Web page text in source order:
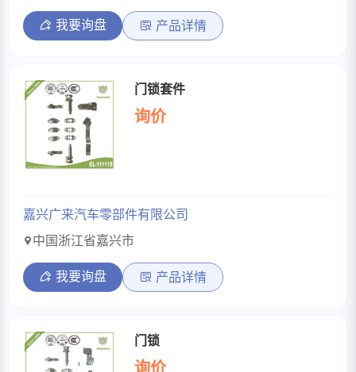
我要询盘 产品详情
门锁套件
询价
嘉兴广来汽车零部件有限公司
中国浙江省嘉兴市
我要询盘 产品详情
门锁
询价